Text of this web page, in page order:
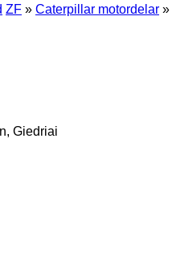
ZF » Caterpillar motordelar »
Giedriai